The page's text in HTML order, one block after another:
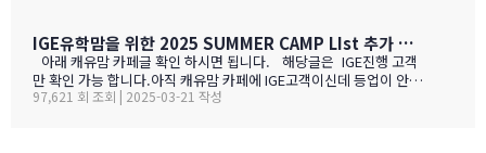
록스 존이란 '너무 크지도 작지도 않은, 딱 적당한 환경'을 말해요. 아
이 혼자 유학가기에 캠룹스가 딱 맞는 이유, 함께 알아볼까요? ?️ 아
이 혼자서도 쉽게 적응할 수 있는 도시 규모 인구 약 1…
IGE유학맘을 위한 2025 SUMMER CAMP LIst 추가 되었습니다.
아래 캐유맘 카페글 확인 하시면 됩니다. 해당글은 IGE진행 고객
만 확인 가능 합니다.아직 캐유맘 카페에 IGE고객이신데 등업이 안된
분들은 등업 신청 해주시기 바랍니다. 해당글 바로 가기 --> http
97,621 회 조회 | 2025-03-21 작성